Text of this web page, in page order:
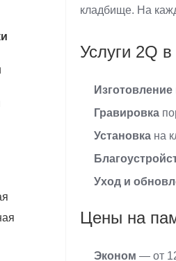
кладбище. На
Услуги 2Q
Гравировка
Установка на
Уход и
Цены на
Эконом — от